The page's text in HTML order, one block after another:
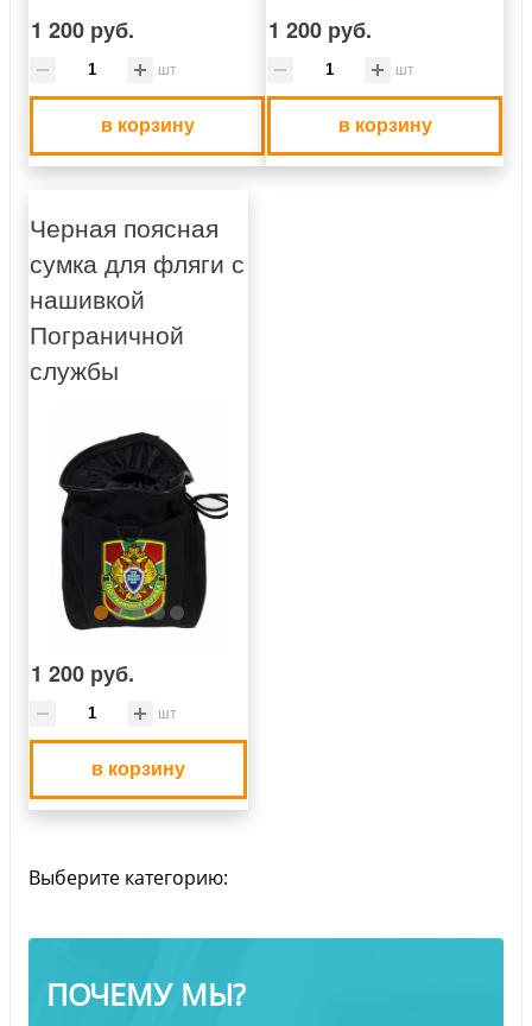
1 200 руб.
шт
в корзину
1 200 руб.
шт
в корзину
Черная поясная
сумка для фляги с
нашивкой
Пограничной
службы
1 200 руб.
шт
в корзину
Выберите категорию:
ПОЧЕМУ МЫ?